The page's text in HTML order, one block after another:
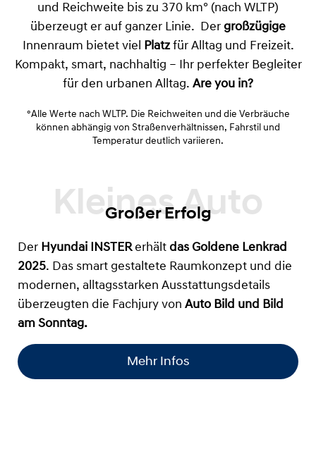
und Reichweite bis zu 370 km° (nach WLTP)
überzeugt er auf ganzer Linie. Der großzügige
Innenraum bietet viel
Platzfür Alltag und Freizeit.
Kompakt, smart, nachhaltig – Ihr perfekter Begleiter
für den urbanen Alltag. Are you in?
°Alle Werte nach WLTP. Die Reichweiten und die Verbräuche
können abhängig von Straßenverhältnissen, Fahrstil und
Temperatur deutlich variieren.
Großer Erfolg
Der Hyundai INSTERerhält das Goldene Lenkrad
2025. Das smart gestaltete Raumkonzept und die
modernen, alltagsstarken Ausstattungsdetails
überzeugten die Fachjury von Auto Bild und Bild
am Sonntag.
Mehr Infos